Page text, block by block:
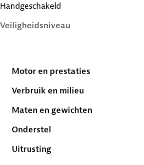
Handgeschakeld
Veiligheidsniveau
Motor en prestaties
Verbruik en milieu
Maten en gewichten
Onderstel
Uitrusting